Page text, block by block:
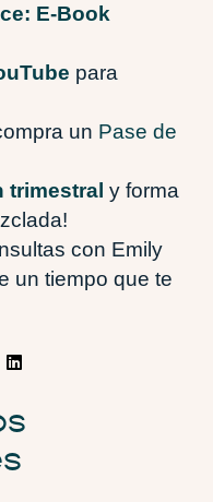
E-Book
para
un Pase de
trimestral y forma
con Emily
un tiempo que te